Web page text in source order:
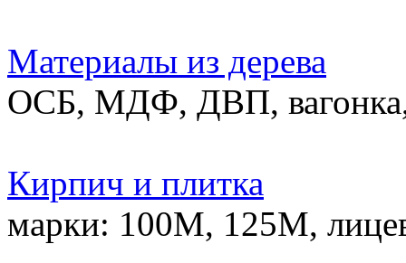
Материалы из дерева
ОСБ, МДФ, ДВП,
Кирпич и плитка
марки: 100М, 125М,